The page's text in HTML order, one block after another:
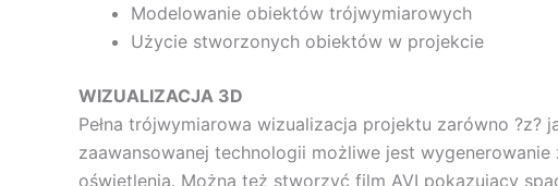
Modelowanie obiektów trójwymiarowych
Użycie stworzonych obiektów w projekcie
WIZUALIZACJA 3D
Pełna trójwymiarowa wizualizacja projektu zarówno
zaawansowanej technologii możliwe jest
oświetlenia. Można też stworzyć film AVI pokazujący